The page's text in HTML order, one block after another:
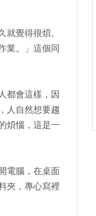
覺得很煩。
業。」這個同
都會這樣，因
人自然想要趨
煩惱，這是一
電腦，在桌面
夾，專心寫裡